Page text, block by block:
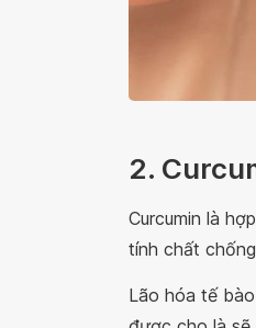
2.
Curcumin là hợp
tính chất
Lão hóa tế